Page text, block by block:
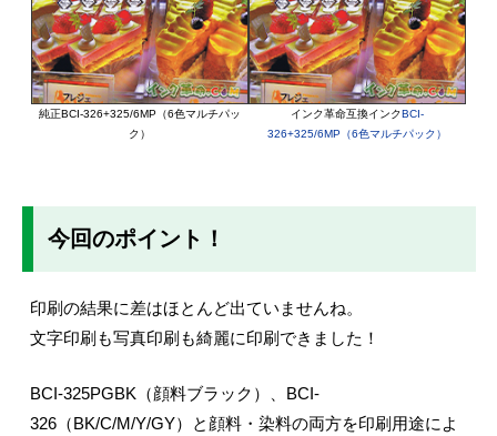
純正BCI-326+325/6MP（6色マルチパッ
ク）
インク革命互換インクBCI-
326+325/6MP（6色マルチパック）
今回のポイント！
印刷の結果に差はほとんど出ていませんね。
文字印刷も写真印刷も綺麗に印刷できました！
BCI-325PGBK（顔料ブラック）、BCI-
326（BK/C/M/Y/GY）と顔料・染料の両方を印刷用途によ